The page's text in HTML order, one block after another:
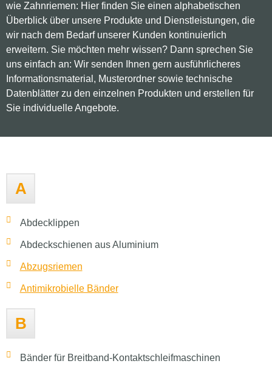
wie Zahnriemen: Hier finden Sie einen alphabetischen
Überblick über unsere Produkte und Dienstleistungen, die
wir nach dem Bedarf unserer Kunden kontinuierlich
erweitern. Sie möchten mehr wissen? Dann sprechen Sie
uns einfach an: Wir senden Ihnen gern ausführlicheres
Informationsmaterial, Musterordner sowie technische
Datenblätter zu den einzelnen Produkten und erstellen für
Sie individuelle Angebote.
A
Abdecklippen
Abdeckschienen aus Aluminium
Abzugsriemen
Antimikrobielle Bänder
B
Bänder für Breitband-Kontaktschleifmaschinen